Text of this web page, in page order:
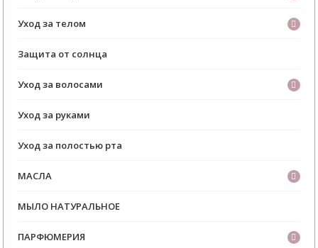
Уход за телом
Защита от солнца
Уход за волосами
Уход за руками
Уход за полостью рта
МАСЛА
МЫЛО НАТУРАЛЬНОЕ
ПАРФЮМЕРИЯ